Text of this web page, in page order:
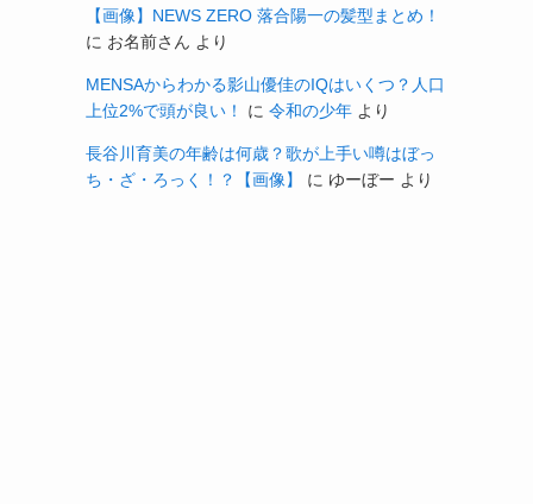
【画像】NEWS ZERO 落合陽一の髪型まとめ！
に お名前さん より
MENSAからわかる影山優佳のIQはいくつ？人口
上位2%で頭が良い！
に 令和の少年 より
長谷川育美の年齢は何歳？歌が上手い噂はぼっ
ち・ざ・ろっく！？【画像】
に ゆーぼー より